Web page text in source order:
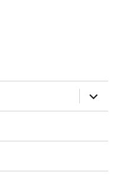
дочернее
меню